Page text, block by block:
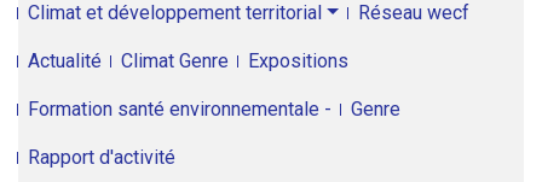
Climat et développement territorial Réseau wecf
Actualité Climat Genre Expositions
Formation santé environnementale - Genre
Rapport d'activité